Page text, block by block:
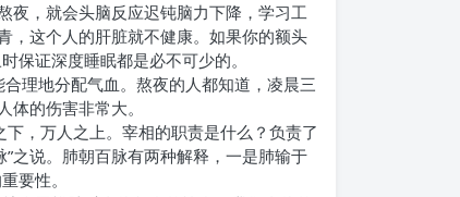
夜，就会头脑反应迟钝脑力下降，学习工
，这个人的肝脏就不健康。如果你的额头
保证深度睡眠都是必不可少的。
理地分配气血。熬夜的人都知道，凌晨三
的伤害非常大。
下，万人之上。宰相的职责是什么？负责了
之说。肺朝百脉有两种解释，一是肺输于
要性。